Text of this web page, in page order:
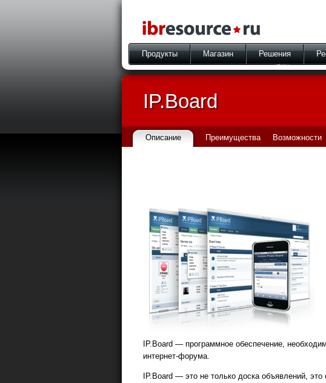
Продукты Магазин Решения
IP.Board
Описание Преимущества Возможности
IP.Board — программное обеспечение,
интернет-форума.
IP.Board — это не только доска объявлений,